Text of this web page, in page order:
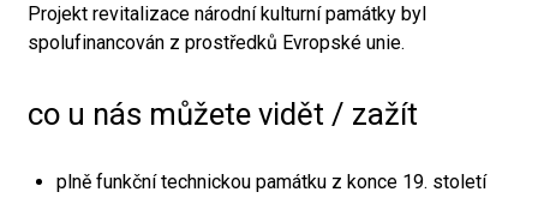
Projekt revitalizace národní kulturní památky byl
spolufinancován z prostředků Evropské unie.
co u nás můžete vidět / zažít
plně funkční technickou památku z konce 19. století